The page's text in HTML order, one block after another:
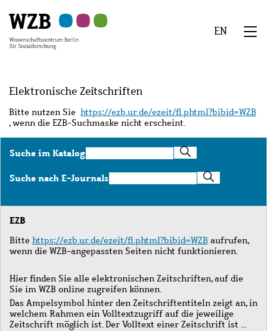
Hauptinhalt
springen
Navigation
springen
Suche
springen
Sekundärnavigation
springen
Fußzeile
springen
EN
Elektronische Zeitschriften
Bitte nutzen Sie https://ezb.ur.de/ezeit/fl.phtml?bibid=WZB
, wenn die EZB-Suchmaske nicht erscheint.
Suche im KatalogSuche
im
Katalog
Suche nach E-JournalsSuche
nach
Journals
EZB
Bitte https://ezb.ur.de/ezeit/fl.phtml?bibid=WZB aufrufen,
wenn die WZB-angepassten Seiten nicht funktionieren.
Hier finden Sie alle elektronischen Zeitschriften, auf die
Sie im WZB online zugreifen können.
Das Ampelsymbol hinter den Zeitschriftentiteln zeigt an, in
welchem Rahmen ein Volltextzugriff auf die jeweilige
Zeitschrift möglich ist. Der Volltext einer Zeitschrift ist …